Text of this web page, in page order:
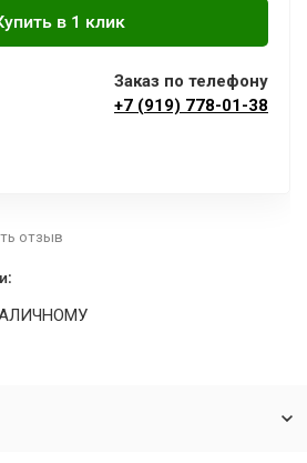
Заказ по телефону
+7 (919) 778-01-38
отзыв